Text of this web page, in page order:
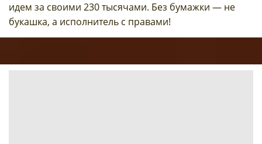
идем за своими 230 тысячами. Без бумажки — не
букашка, а исполнитель с правами!